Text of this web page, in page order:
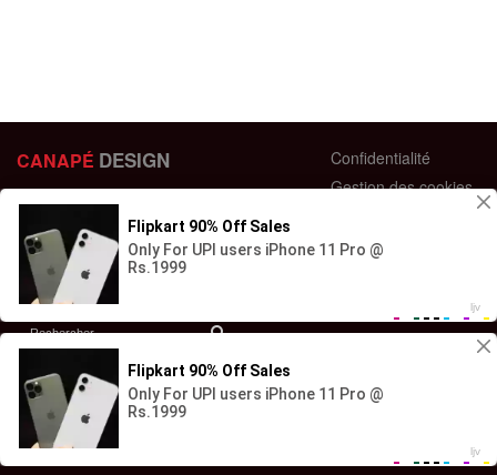
CANAPÉ DESIGN
44 bis Rue des Bardines
63370 Lempdes, France
+33 658358352
Confidentialité
Gestion des cookies
Retour et échange
Contactez-nous
© Copyright - 2023